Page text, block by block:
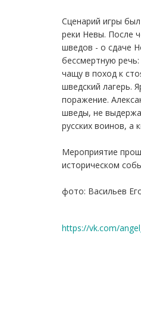
Сценарий игры
реки Невы. После
шведов - о сдаче
бессмертную
чащу в поход к
шведский лагерь.
поражение.
шведы, не
русских воинов, а
Мероприятие
историческом
фото: Васильев
https://vk.com/